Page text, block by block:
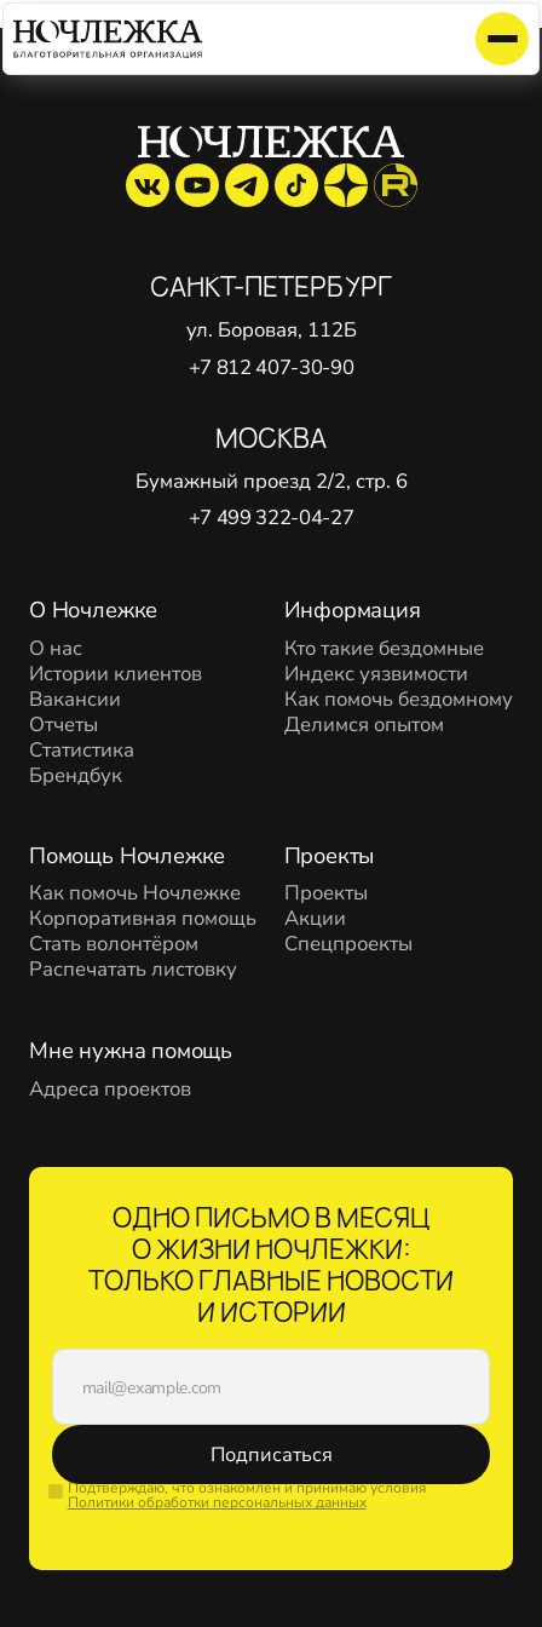
Элемент не найден!
О Ночлежке
О нас
Истории клиентов
Вакансии
Отчеты
Статистика
Брендбук
Помощь Ночлежке
Как помочь Ночлежке
Корпоративная помощь
Стать волонтёром
Распечатать листовку
Проекты
Проекты
Акции
Спецпроекты
Информация
Кто такие бездомные
Индекс уязвимости
Как помочь бездомному
Делимся опытом
Мне нужна помощь
Адреса проектов
САНКТ-ПЕТЕРБУРГ
ул. Боровая, 112Б
+7 812 407-30-90
МОСКВА
Бумажный проезд 2/2, стр. 6
+7 499 322-04-27
ОДНО ПИСЬМО В МЕСЯЦ
О ЖИЗНИ НОЧЛЕЖКИ:
ТОЛЬКО ГЛАВНЫЕ НОВОСТИ
И ИСТОРИИ
Подписаться
Подтверждаю, что ознакомлен и принимаю условия
Политики обработки персональных данных